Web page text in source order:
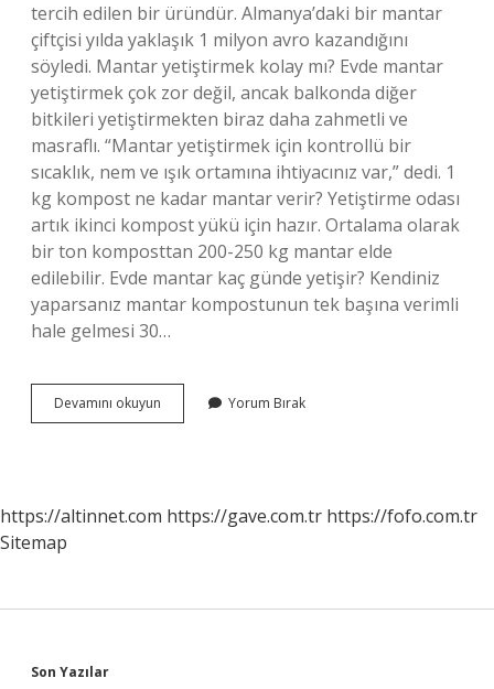
tercih edilen bir üründür. Almanya’daki bir mantar
çiftçisi yılda yaklaşık 1 milyon avro kazandığını
söyledi. Mantar yetiştirmek kolay mı? Evde mantar
yetiştirmek çok zor değil, ancak balkonda diğer
bitkileri yetiştirmekten biraz daha zahmetli ve
masraflı. “Mantar yetiştirmek için kontrollü bir
sıcaklık, nem ve ışık ortamına ihtiyacınız var,” dedi. 1
kg kompost ne kadar mantar verir? Yetiştirme odası
artık ikinci kompost yükü için hazır. Ortalama olarak
bir ton komposttan 200-250 kg mantar elde
edilebilir. Evde mantar kaç günde yetişir? Kendiniz
yaparsanız mantar kompostunun tek başına verimli
hale gelmesi 30…
Devamını okuyun
Kolay
Yorum Bırak
https://altinnet.com https://gave.com.tr https://fofo.com.tr
Sitemap
Son Yazılar